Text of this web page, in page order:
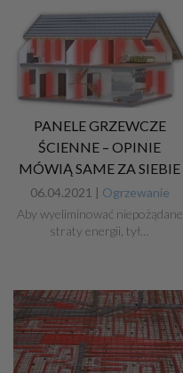
PANELE GRZEWCZE
ŚCIENNE – OPINIE
MÓWIĄ SAME ZA SIEBIE
06.04.2021 | Ogrzewanie
Aby wyeliminować niepożądane
straty energii, tył…